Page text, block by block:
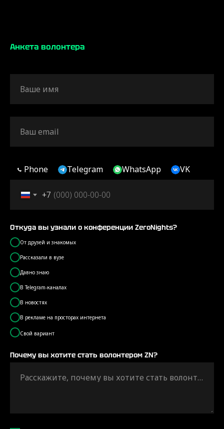
Анкета волонтера
Ваше имя
Ваш email
Phone Telegram WhatsApp VK
+7
Откуда вы узнали о конференции ZeroNights?
От друзей и знакомых
Рассказали в вузе
Давно знаю
В Telegram-каналах
В новостях
В рекламе на просторах интернета
Свой вариант
Почему вы хотите стать волонтером ZN?
Расскажите, почему вы хотите стать волонтером